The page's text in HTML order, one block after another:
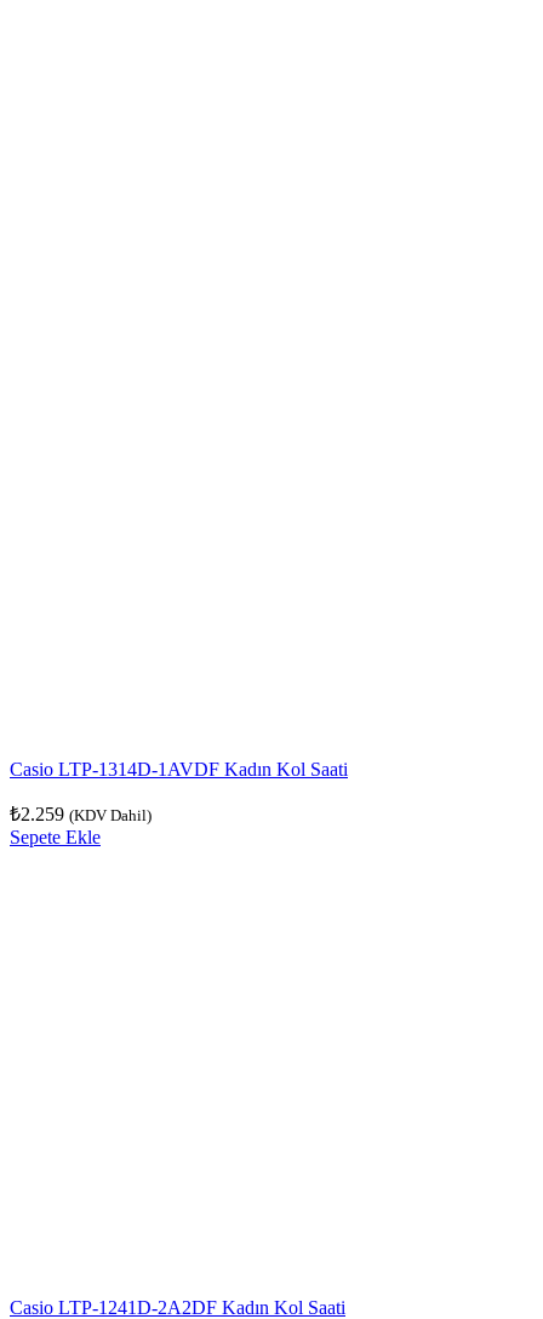
Casio LTP-1314D-1AVDF Kadın Kol Saati
₺2.259 (KDV Dahil)
Sepete Ekle
Casio LTP-1241D-2A2DF Kadın Kol Saati